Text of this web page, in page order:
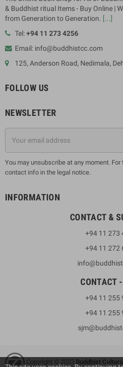
& Buddhist ritual Items - Buy Online |
from Generation to Generation. [...]
Tel:+94 11 273 4256
Email: info@buddhistcc.com
125, Anderson Road, Nedimala,
FOLLOW US
NEWSLETTER
You may unsubscribe at any moment.
contact info in the legal notice.
INFORMATION
CONTACT &
+94 11 273
+94 11 272
CONTACT
+94 11 255
+94 11 255
Copyright © 2023 Buddhist